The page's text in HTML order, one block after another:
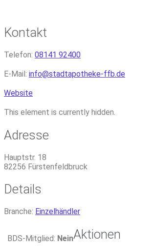
Kontakt
Telefon: 08141 92400
E-Mail: info@stadtapotheke-ffb.de
Website
This element is currently hidden.
Adresse
Hauptstr. 18
82256 Fürstenfeldbruck
Details
Branche: Einzelhändler
BDS-Mitglied: NeinAktionen